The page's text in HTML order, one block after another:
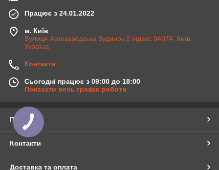
Працює з 24.01.2022
м. Київ
Вулиця Автозаводська будинок 2 індекс 04074, Київ,
Україна
Контакти
Сьогодні працює з 09:00 до 18:00
Показати весь графік роботи
Про нас
Контакти
Доставка та оплата